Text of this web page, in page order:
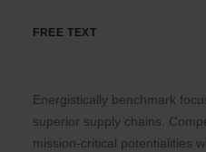
FREE TEXT
Energistically benchmark
superior supply chains.
mission-critical potentialities